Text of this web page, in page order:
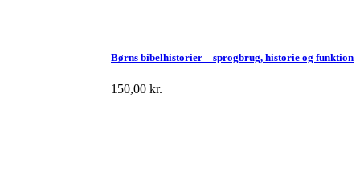
Børns bibelhistorier – sprogbrug, historie og funktion
150,00 kr.